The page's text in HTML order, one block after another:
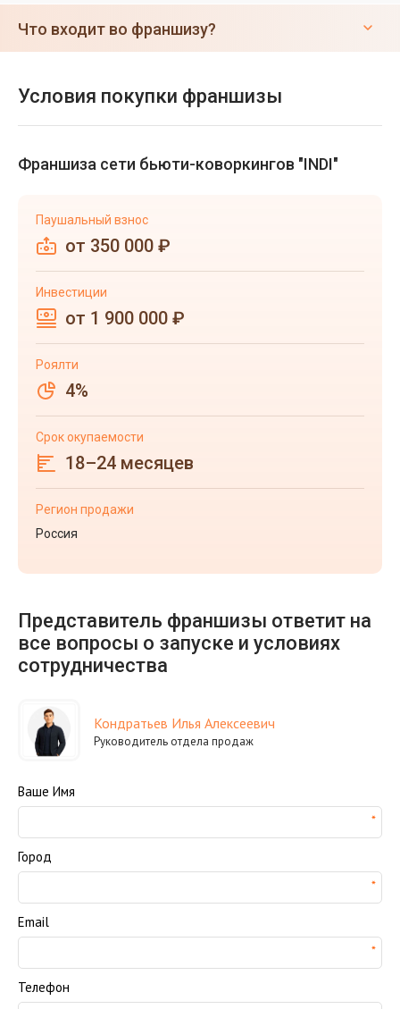
Что входит во франшизу?
Условия покупки франшизы
Франшиза сети бьюти-коворкингов "INDI"
Паушальный взнос
от 350 000 ₽
Инвестиции
от 1 900 000 ₽
Роялти
4%
Срок окупаемости
18–24 месяцев
Регион продажи
Россия
Представитель франшизы ответит на
все вопросы о запуске и условиях
сотрудничества
Кондратьев Илья Алексеевич
Руководитель отдела продаж
Ваше Имя
Город
Email
Телефон